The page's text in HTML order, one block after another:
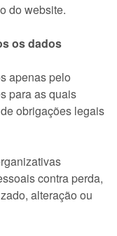
do website.
os dados
apenas pelo
para as quais
obrigações legais
contra perda,
alteração ou